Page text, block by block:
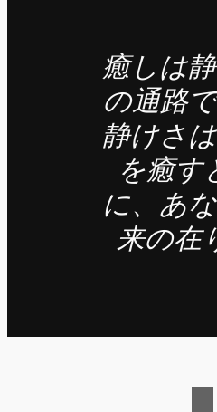
癒しは
の通路で
静けさ
を癒す
に、あ
来の在